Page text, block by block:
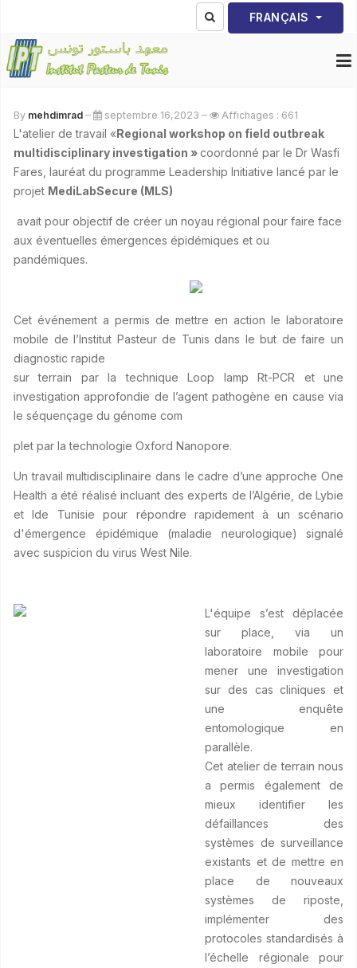
Sélectionnez votre
FRANÇAIS
By mehdimrad septembre 16,2023 Affichages : 661
L'atelier de travail «Regional workshop on field outbreak
multidisciplinary investigation »coordonné par le Dr Wasfi
Fares, lauréat du programme Leadership Initiative lancé par le
projet MediLabSecure (MLS)
avait pour objectif de créer un noyau régional pour faire face
aux éventuelles émergences épidémiques et ou
pandémiques.
Cet événement a permis de mettre en action le laboratoire
mobile de l’Institut Pasteur de Tunis dans le but de faire un
diagnostic rapide
sur terrain par la technique Loop lamp Rt-PCR et une
investigation approfondie de l’agent pathogène en cause via
le séquençage du génome com
plet par la technologie Oxford Nanopore.
Un travail multidisciplinaire dans le cadre d’une approche One
Health a été réalisé incluant des experts de l’Algérie, de Lybie
et lde Tunisie pour répondre rapidement à un scénario
d'émergence épidémique (maladie neurologique) signalé
avec suspicion du virus West Nile.
L'équipe s’est déplacée
sur place, via un
laboratoire mobile pour
mener une investigation
sur des cas cliniques et
une enquête
entomologique en
parallèle.
Cet atelier de terrain nous
a permis également de
mieux identifier les
défaillances des
systèmes de surveillance
existants et de mettre en
place de nouveaux
systèmes de riposte,
implémenter des
protocoles standardisés à
l’échelle régionale pour